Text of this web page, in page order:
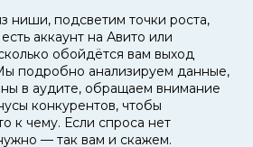
ниши, подсветим точки роста,
аккаунт на Авито или
обойдётся вам выход
подробно анализируем данные,
в аудите, обращаем внимание
конкурентов, чтобы
к чему. Если спроса нет
— так вам и скажем.